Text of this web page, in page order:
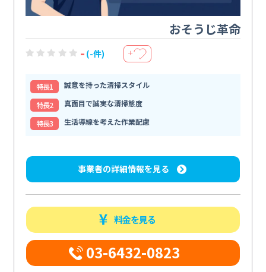
おそうじ革命
- (-件) ＋
特⻑1
誠意を持った清掃スタイル
特⻑2
真面目で誠実な清掃態度
特⻑3
生活導線を考えた作業配慮
事業者の詳細情報を見る
料金を見る
03-6432-0823